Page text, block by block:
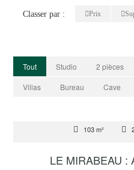
Classer par : Prix
Tout Studio 2 pièces
Villas
Bureau Cave
103 m²
LE MIRABEAU :